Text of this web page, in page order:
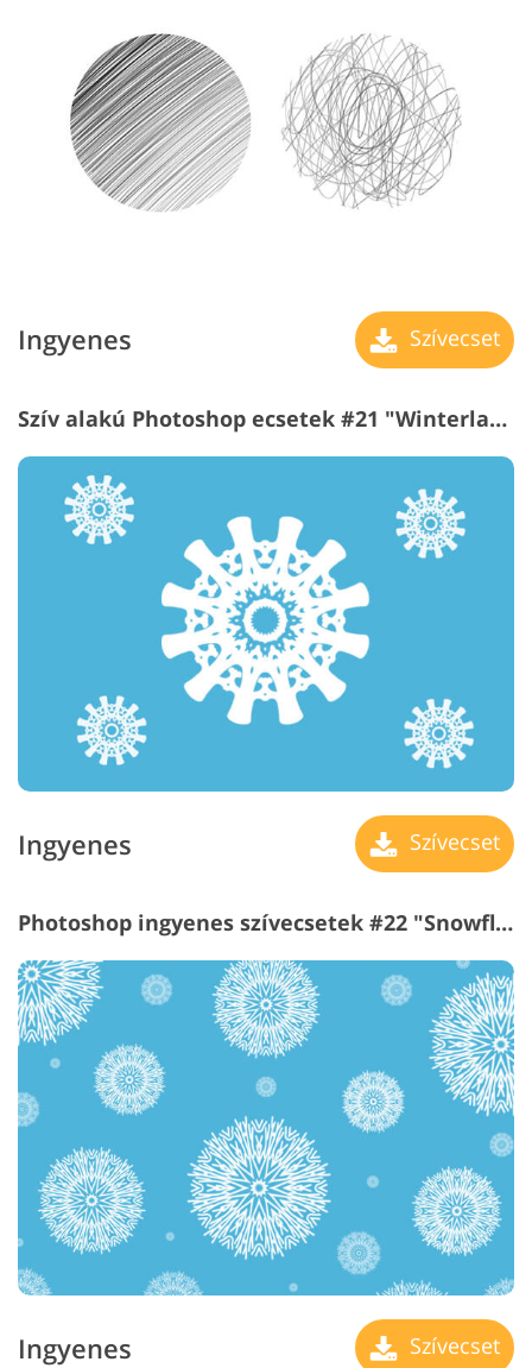
Ingyenes Szívecset
Szív alakú Photoshop ecsetek #21 "Winterland"
Ingyenes Szívecset
Photoshop ingyenes szívecsetek #22 "Snowflakes"
Ingyenes Szívecset